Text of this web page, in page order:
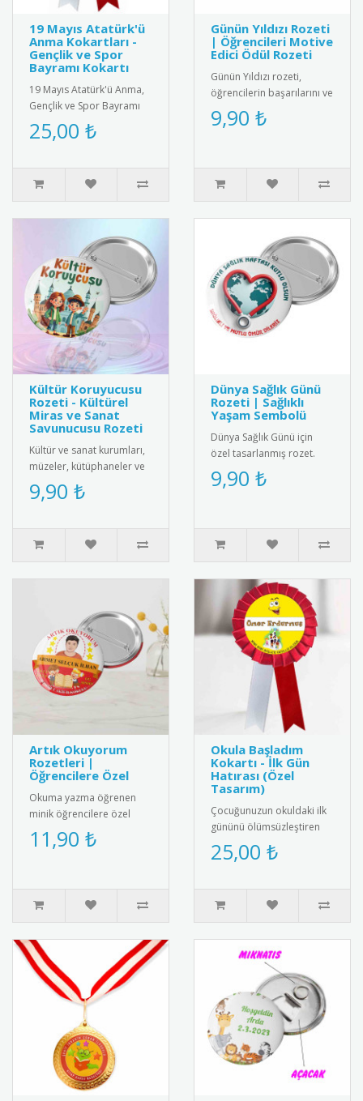
19 Mayıs Atatürk'ü
Anma Kokartları -
Gençlik ve Spor
Bayramı Kokartı
19 Mayıs Atatürk'ü Anma,
Gençlik ve Spor Bayramı
için özel tasarım kokart
seti. Yüksek kaliteli meta..
25,00 ₺
Günün Yıldızı Rozeti
| Öğrencileri Motive
Edici Ödül Rozeti
Günün Yıldızı rozeti,
öğrencilerin başarılarını ve
olumlu davranışlarını
teşvik etmek amacıyla
9,90 ₺
Kültür Koruyucusu
Rozeti - Kültürel
Miras ve Sanat
Savunucusu Rozeti
Kültür ve sanat kurumları,
müzeler, kütüphaneler ve
kültürel miras gönüllüleri
için özel olarak tasa..
9,90 ₺
Dünya Sağlık Günü
Rozeti | Sağlıklı
Yaşam Sembolü
Dünya Sağlık Günü için
özel tasarlanmış rozet.
Sağlıklı yaşam bilincini
yaymak için ideal
9,90 ₺
Artık Okuyorum
Rozetleri |
Öğrencilere Özel
Okuma yazma öğrenen
minik öğrencilere özel
olarak tasarlanmış "Artık
Okuyorum" rozetleri ile bu
11,90 ₺
Okula Başladım
Kokartı - İlk Gün
Hatırası (Özel
Tasarım)
Çocuğunuzun okuldaki ilk
gününü ölümsüzleştiren
şık ve özel tasarım "Okula
Başladım" kokartı. Kalite..
25,00 ₺